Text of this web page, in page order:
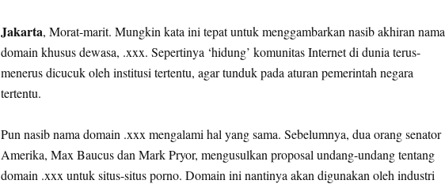
Jakarta, Morat-marit. Mungkin kata ini tepat untuk menggambarkan nasib akhiran nama
domain khusus dewasa, .xxx. Sepertinya ‘hidung’ komunitas Internet di dunia terus-
menerus dicucuk oleh institusi tertentu, agar tunduk pada aturan pemerintah negara
tertentu.
Pun nasib nama domain .xxx mengalami hal yang sama. Sebelumnya, dua orang senator
Amerika, Max Baucus dan Mark Pryor, mengusulkan proposal undang-undang tentang
domain .xxx untuk situs-situs porno. Domain ini nantinya akan digunakan oleh industri